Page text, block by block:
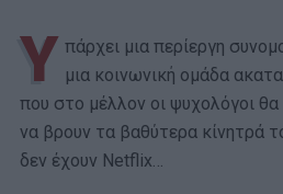
Υ πάρχει μια περίεργη
μια κοινωνική ομάδα
που στο μέλλον οι ψυχολόγοι
να βρουν τα βαθύτερα κίνητρά
δεν έχουν Netflix…